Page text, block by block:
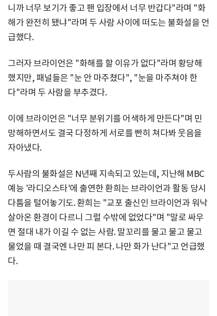
니까 너무 보기가 좋고 팬 입장에서 너무 반갑다"라며 "화
해가 완전히 됐냐"라며 두 사람 사이에 떠도는 불화설을 언
급했다.
그러자 브라이언은 "화해를 할 이유가 없다"라며 황당해
했지만, 패널들은 "눈 안 마주쳤다", "눈을 마주쳐야 한
다"라며 두 사람을 부추겼다.
이에 브라이언은 "너무 분위기를 어색하게 만든다"며 민
망해하면서도 결국 다정하게 서로를 빤히 쳐다봐 웃음을
자아냈다.
두사람의 불화설은 N년째 지속되고 있는데, 지난해 MBC
예능 '라디오스타'에 출연한 환희는 브라이언과 활동 당시
다툼을 털어놓기도. 환희는 "교포 출신인 브라이언과 워낙
살아온 환경이 다르니 그럴 수밖에 없었다"며 "말로 싸우
면 절대 내가 이길 수 없는 사람. 말꼬리를 물고 물고 물고
물었을 때 결국엔 나만 피 본다. 나만 화가 난다"고 언급했
다.